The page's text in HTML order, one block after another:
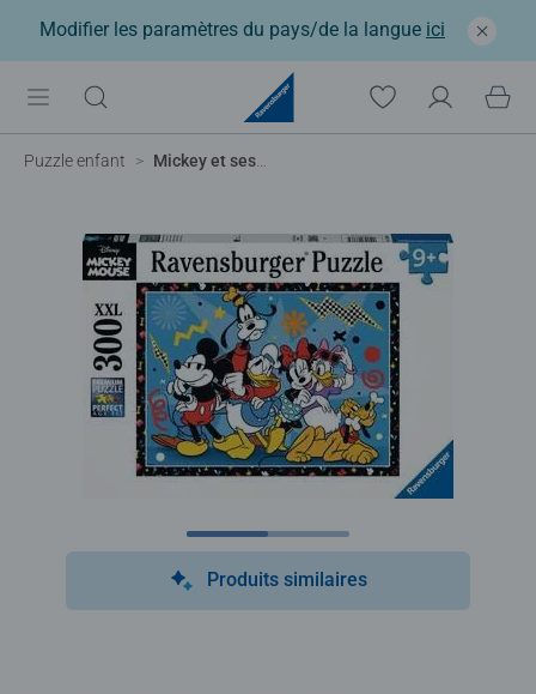
Modifier les paramètres du pays/de la langue ici
Puzzle enfant Mickey et ses amis
Produits similaires